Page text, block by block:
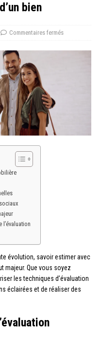
bien
Commentaires fermés
évolution, savoir estimer avec
majeur. Que vous soyez
les techniques d’évaluation
éclairées et de réaliser des